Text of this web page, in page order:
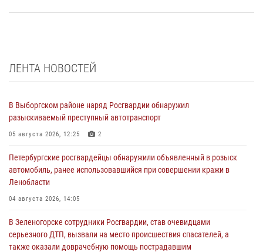
ЛЕНТА НОВОСТЕЙ
В Выборгском районе наряд Росгвардии обнаружил
разыскиваемый преступный автотранспорт
05 августа 2026, 12:25 2
Петербургские росгвардейцы обнаружили объявленный в розыск
автомобиль, ранее использовавшийся при совершении кражи в
Ленобласти
04 августа 2026, 14:05
В Зеленогорске сотрудники Росгвардии, став очевидцами
серьезного ДТП, вызвали на место происшествия спасателей, а
также оказали доврачебную помощь пострадавшим